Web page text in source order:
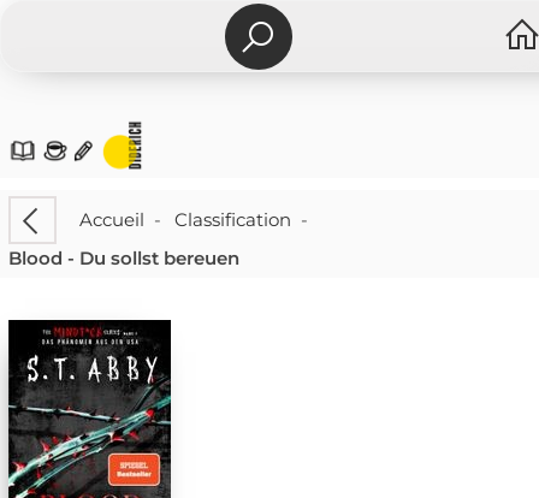
Accueil - Classification -
Blood - Du sollst bereuen